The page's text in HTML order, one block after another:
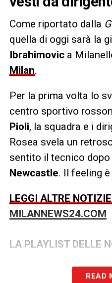
Come riportato dalla
quella di oggi sarà la
Ibrahimovica
Milan.
Per la prima volta lo
centro sportivo
Pioli, la squadra e i
Rosea svela un
sentito il tecnico dopo
Newcastle. Il feeling
LEGGI ALTRE
MILANNEWS24.COM
LA PLAYLIST DELLE
READ